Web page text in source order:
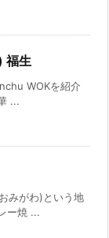
福生
WOKを紹介
...
みがわ)という地
ー焼 ...